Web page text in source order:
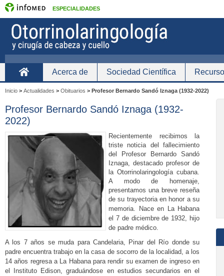
ESPECIALIDADES
Acerca de Sociedad Científica
Inicio > Actualidades > Obituarios > Profesor Bernardo Sandó Iznaga (1932-2022)
Profesor Bernardo Sandó Iznaga (1932-
2022)
Recientemente recibimos la
triste noticia del fallecimiento
del Profesor Bernardo Sandó
Iznaga, destacado profesor de
la Otorrinolaringología cubana.
A modo de homenaje,
presentamos una breve reseña
de su trayectoria en honor a su
memoria.
Nace en La Habana
el 7 de diciembre de 1932, hijo
de padre médico.
A los 7 años se muda para Candelaria, Pinar del Río donde su
padre encuentra trabajo en la casa de socorro de la localidad, a los
14 años regresa a La Habana para rendir su examen de ingreso en
el Instituto Edison, graduándose en estudios secundarios en el